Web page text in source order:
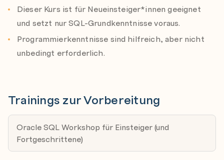
Autonome Transaktionen
PL/SQL Funktionen in SQL
Exceptions - was machen bei einem Fehler
Packages - Grundkonzept
Kursenvironment:Dieser Workshop basiert auf
OracleXE.
Dieser Kurs ist für Neueinsteiger*innen geeignet
und setzt nur SQL-Grundkenntnisse voraus.
Programmierkenntnisse sind hilfreich, aber nicht
unbedingt erforderlich.
Trainings zur Vorbereitung
Oracle SQL Workshop für Einsteiger (und
Fortgeschrittene)